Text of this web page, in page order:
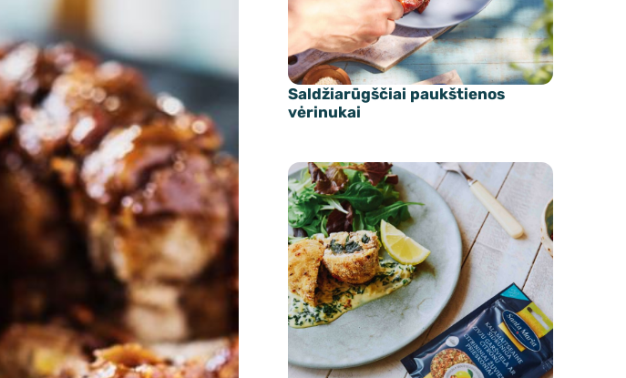
Saldžiarūgščiai paukštienos
vėrinukai